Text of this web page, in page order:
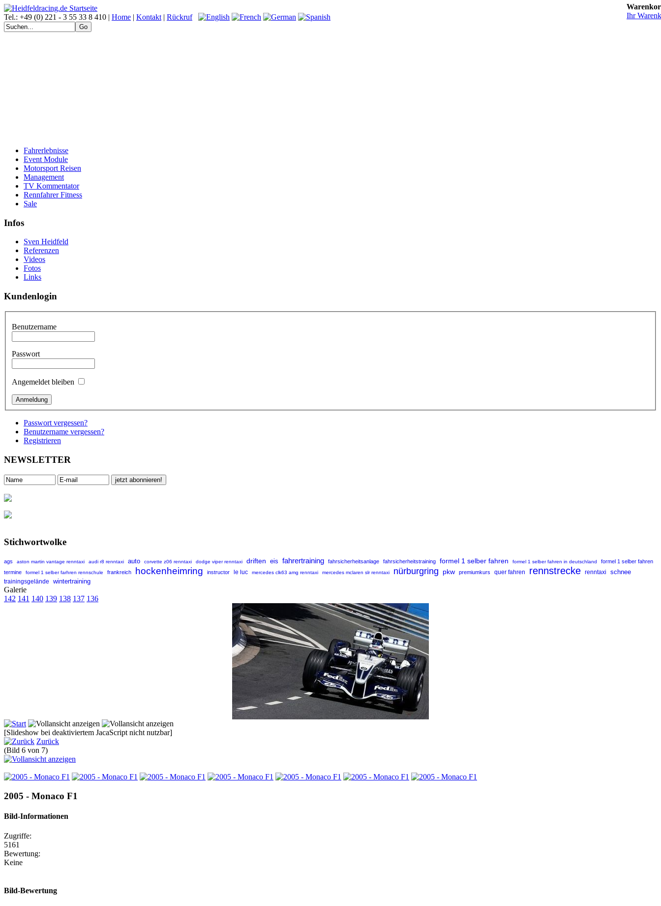
Tel.: +49 (0) 221 - 3 55 33 8 410 | Home | Kontakt | Rückruf
Fahrerlebnisse
Event Module
Motorsport Reisen
Management
TV Kommentator
Rennfahrer Fitness
Sale
Infos
Sven Heidfeld
Referenzen
Videos
Fotos
Links
Kundenlogin
Benutzername
Passwort
Angemeldet bleiben
Passwort vergessen?
Benutzername vergessen?
Registrieren
NEWSLETTER
Stichwortwolke
ags aston martin vantage renntaxi audi r8 renntaxi auto corvette z06 renntaxi dodge viper renntaxi driften eis fahrertraining fahrsicherheitsanlage fahrsicherheitstraining formel 1 selber fahren formel 1 selber fahren in deutschland
formel 1 selber fahren
termine
formel 1 selber farhren rennschule frankreich hockenheimring instructor le luc mercedes clk63 amg renntaxi mercedes mclaren slr renntaxi nürburgring pkw premiumkurs quer fahren rennstrecke renntaxi schnee
trainingsgelände wintertraining
Galerie
142 141 140 139 138 137 136
[Slideshow bei deaktiviertem JacaScript nicht nutzbar]
Zurück
(Bild 6 von 7)
2005 - Monaco F1
Bild-Informationen
Zugriffe:
5161
Bewertung:
Keine
Bild-Bewertung
Ihr